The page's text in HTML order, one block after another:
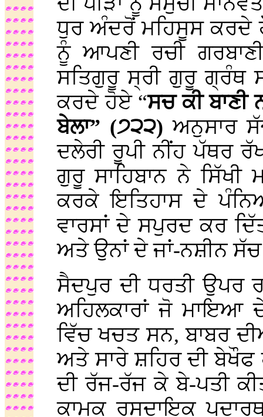
ਧੁਰ ਅੰਦਰੋਂ ਮਹਿਸੂਸ ਕਰਦੇ
ਨੂੰ ਆਪਣੀ ਰਚੀ
ਸਤਿਗੁਰੂ ਸ੍ਰੀ ਗੁਰੂ ਗ੍ਰੰਥ
ਕਰਦੇ ਹੋਏ “ਸਚ ਕੀ
ਬੇਲਾ” (੭੨੨)ਅਨੁਸਾਰ
ਦਲੇਰੀ ਰੂਪੀ ਨੀਂਹ ਪੱਥਰ
ਗੁਰੂ ਸਾਹਿਬਾਨ ਨੇ ਸਿੱਖੀ
ਕਰਕੇ ਇਤਿਹਾਸ ਦੇ
ਵਾਰਸਾਂ ਦੇ ਸਪੁਰਦ ਕਰ
ਅਤੇ ਉਨਾਂ ਦੇ ਜਾਂ-ਨਸ਼ੀਨ
ਸੈਦਪੁਰ ਦੀ ਧਰਤੀ ਉਪਰ
ਅਹਿਲਕਾਰਾਂ ਜੋ ਮਾਇਆ
ਵਿੱਚ ਖਚਤ ਸਨ, ਬਾਬਰ
ਅਤੇ ਸਾਰੇ ਸ਼ਹਿਰ ਦੀ
ਦੀ ਰੱਜ-ਰੱਜ ਕੇ ਬੇ-ਪਤੀ
ਕਾਮੁਕ ਰਸਦਾਇਕ